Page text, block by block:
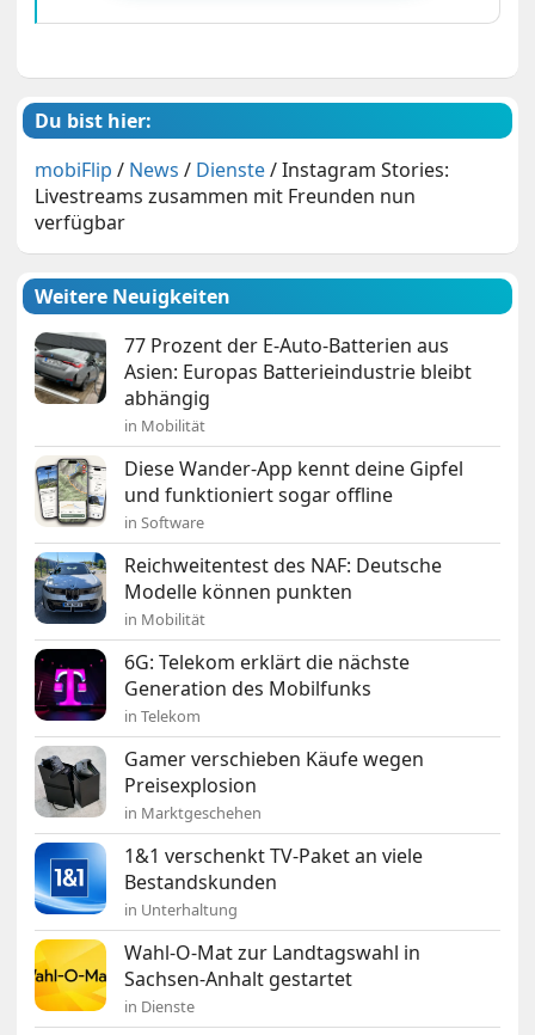
Du bist hier:
mobiFlip / News / Dienste/Instagram Stories:
Livestreams zusammen mit Freunden nun
verfügbar
Weitere Neuigkeiten
77 Prozent der E-Auto-Batterien aus
Asien: Europas Batterieindustrie bleibt
abhängig
in Mobilität
Diese Wander-App kennt deine Gipfel
und funktioniert sogar offline
in Software
Reichweitentest des NAF: Deutsche
Modelle können punkten
in Mobilität
6G: Telekom erklärt die nächste
Generation des Mobilfunks
in Telekom
Gamer verschieben Käufe wegen
Preisexplosion
in Marktgeschehen
1&1 verschenkt TV-Paket an viele
Bestandskunden
in Unterhaltung
Wahl-O-Mat zur Landtagswahl in
Sachsen-Anhalt gestartet
in Dienste